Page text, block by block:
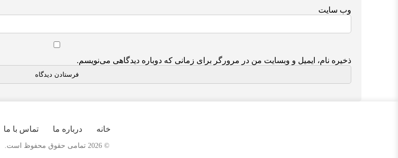
وب‌ سایت
ذخیره نام، ایمیل و وبسایت من در مرورگر برای زمانی که دوباره دیدگاهی می‌نویسم.
خانه درباره ما تماس با ما
© 2026 تمامی حقوق محفوظ است.